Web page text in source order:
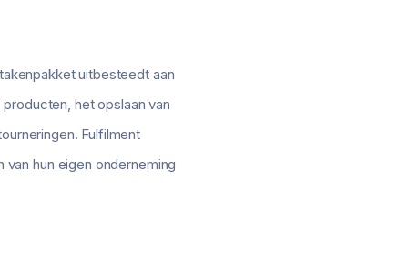
uitbesteedt aan
het opslaan van
Fulfilment
hun eigen onderneming